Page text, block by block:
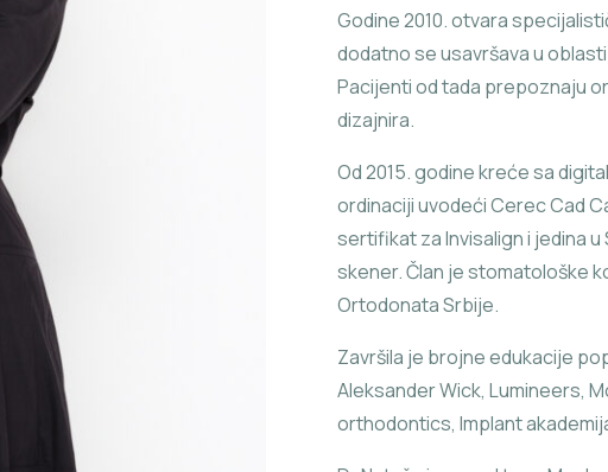
Godine 2010. otvara
dodatno se usavršava u
Pacijenti od tada prepoznaju
dizajnira.
Od 2015. godine kreće sa
ordinaciji uvodeći Cerec Cad
sertifikat za Invisalign i jedina
skener. Član je stomatološke
Ortodonata Srbije.
Završila je brojne edukacije
Aleksander Wick, Lumineers,
orthodontics, Implant